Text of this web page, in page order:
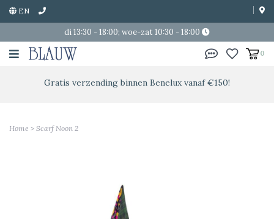
EN
di 13:30 - 18:00; woe-zat 10:30 - 18:00
0
Gratis verzending binnen Benelux vanaf €150!
Home > Scarf Noon 2